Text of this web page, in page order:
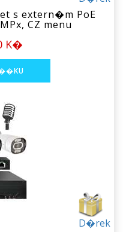
s extern�m PoE
CZ menu
K�
D�rek